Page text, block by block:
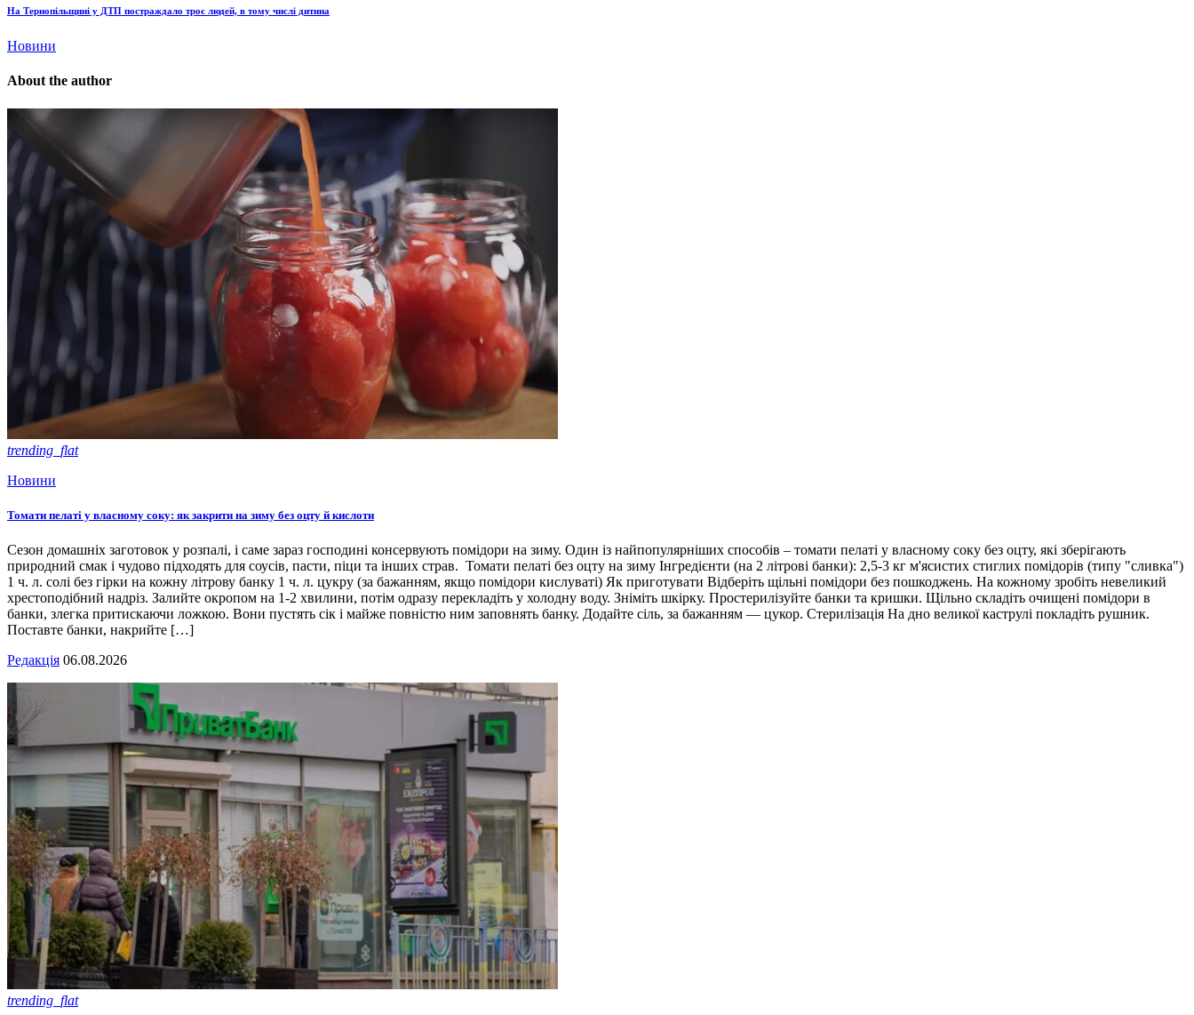
На Тернопільщині у ДТП постраждало троє людей, в тому числі дитина
Новини
About the author
trending_flat
Новини
Томати пелаті у власному соку: як закрити на зиму без оцту й кислоти
Сезон домашніх заготовок у розпалі, і саме зараз господині консервують помідори на зиму. Один із найпопулярніших способів – томати пелаті у власному соку без оцту, які зберігають
природний смак і чудово підходять для соусів, пасти, піци та інших страв. Томати пелаті без оцту на зиму Інгредієнти (на 2 літрові банки): 2,5-3 кг м'ясистих стиглих помідорів (типу "сливка")
1 ч. л. солі без гірки на кожну літрову банку 1 ч. л. цукру (за бажанням, якщо помідори кислуваті) Як приготувати Відберіть щільні помідори без пошкоджень. На кожному зробіть невеликий
хрестоподібний надріз. Залийте окропом на 1-2 хвилини, потім одразу перекладіть у холодну воду. Зніміть шкірку. Простерилізуйте банки та кришки. Щільно складіть очищені помідори в
банки, злегка притискаючи ложкою. Вони пустять сік і майже повністю ним заповнять банку. Додайте сіль, за бажанням — цукор. Стерилізація На дно великої каструлі покладіть рушник.
Поставте банки, накрийте […]
Редакція 06.08.2026
trending_flat